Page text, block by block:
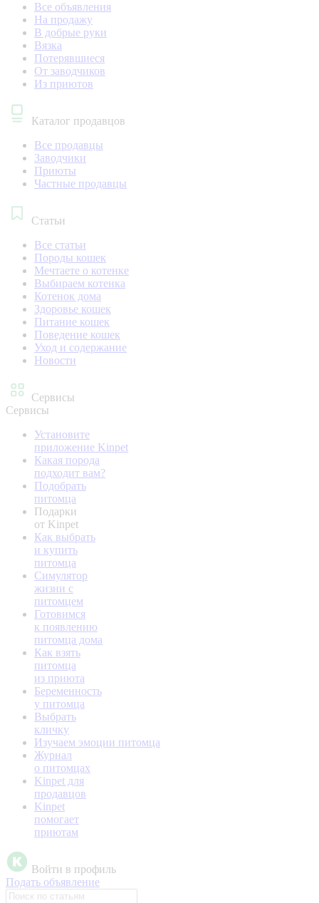
Все объявления
На продажу
В добрые руки
Вязка
Потерявшиеся
От заводчиков
Из приютов
Каталог продавцов
Все продавцы
Заводчики
Приюты
Частные продавцы
Статьи
Все статьи
Породы кошек
Мечтаете о котенке
Выбираем котенка
Котенок дома
Здоровье кошек
Питание кошек
Поведение кошек
Уход и содержание
Новости
Сервисы
Сервисы
Установите
приложение Kinpet
Какая порода
подходит вам?
Подобрать
питомца
Подарки
от Kinpet
Как выбрать
и купить
питомца
Симулятор
жизни с
питомцем
Готовимся
к появлению
питомца дома
Как взять
питомца
из приюта
Беременность
у питомца
Выбрать
кличку
Изучаем эмоции питомца
Журнал
о питомцах
Kinpet для
продавцов
Kinpet
помогает
приютам
Войти в профиль
Подать объявление